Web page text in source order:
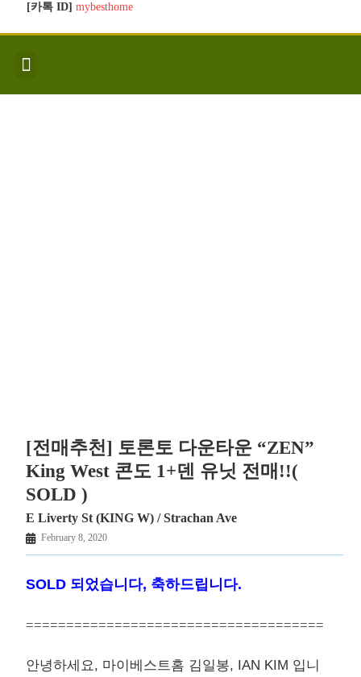
[카톡 ID] mybesthome
[전매추천] 토론토 다운타운 “ZEN”
King West 콘도 1+덴 유닛 전매!!(
SOLD )
E Liverty St (KING W) / Strachan Ave
February 8, 2020
SOLD 되었습니다, 축하드립니다.
=====================================
안녕하세요, 마이베스트홈 김일봉, IAN KIM 입니